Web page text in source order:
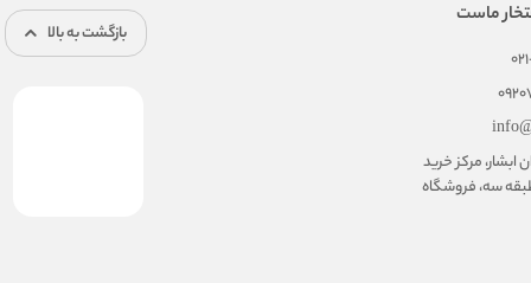
ماست
مرکز خرید
سه، فروشگاه
بازگشت به بالا